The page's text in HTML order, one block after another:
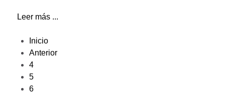
Leer más ...
Inicio
Anterior
4
5
6